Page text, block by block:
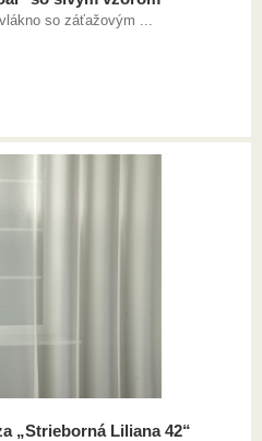
so záťažovým ...
„Strieborná Liliana 42“